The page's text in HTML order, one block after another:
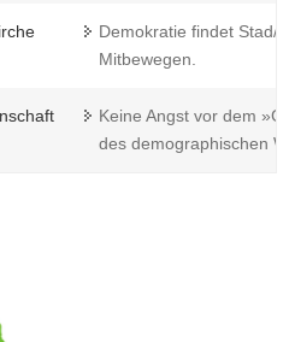
Demokratie findet Stad/
Mitbewegen.
Keine Angst vor dem
des demographischen